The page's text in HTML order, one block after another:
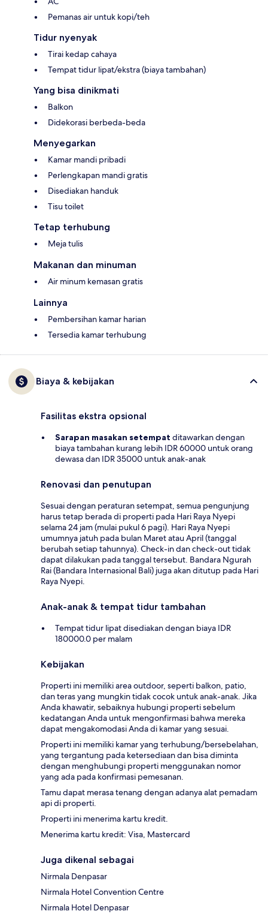
Pemanas air untuk kopi/teh
Tidur nyenyak
Tirai kedap cahaya
Tempat tidur lipat/ekstra (biaya tambahan)
Yang bisa dinikmati
Balkon
Didekorasi berbeda-beda
Menyegarkan
Kamar mandi pribadi
Perlengkapan mandi gratis
Disediakan handuk
Tisu toilet
Tetap terhubung
Meja tulis
Makanan dan minuman
Air minum kemasan gratis
Lainnya
Pembersihan kamar harian
Tersedia kamar terhubung
Biaya & kebijakan
Fasilitas ekstra opsional
Sarapan masakan setempat ditawarkan dengan
biaya tambahan kurang lebih IDR 60000 untuk orang
dewasa dan IDR 35000 untuk anak-anak
Renovasi dan penutupan
Sesuai dengan peraturan setempat, semua pengunjung
harus tetap berada di properti pada Hari Raya Nyepi
selama 24 jam (mulai pukul 6 pagi). Hari Raya Nyepi
umumnya jatuh pada bulan Maret atau April (tanggal
berubah setiap tahunnya). Check-in dan check-out tidak
dapat dilakukan pada tanggal tersebut. Bandara Ngurah
Rai (Bandara Internasional Bali) juga akan ditutup pada Hari
Raya Nyepi.
Anak-anak & tempat tidur tambahan
Tempat tidur lipat disediakan dengan biaya IDR
180000.0 per malam
Kebijakan
Properti ini memiliki area outdoor, seperti balkon, patio,
dan teras yang mungkin tidak cocok untuk anak-anak. Jika
Anda khawatir, sebaiknya hubungi properti sebelum
kedatangan Anda untuk mengonfirmasi bahwa mereka
dapat mengakomodasi Anda di kamar yang sesuai.
Properti ini memiliki kamar yang terhubung/bersebelahan,
yang tergantung pada ketersediaan dan bisa diminta
dengan menghubungi properti menggunakan nomor
yang ada pada konfirmasi pemesanan.
Tamu dapat merasa tenang dengan adanya alat pemadam
api di properti.
Properti ini menerima kartu kredit.
Menerima kartu kredit: Visa, Mastercard
Juga dikenal sebagai
Nirmala Denpasar
Nirmala Hotel Convention Centre
Nirmala Hotel Denpasar